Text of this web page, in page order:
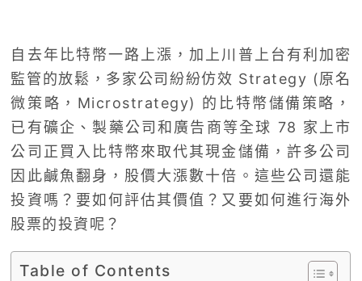
自去年比特幣一路上漲，加上川普上台有利加密
監管的放鬆，多家公司紛紛仿效 Strategy (原名
微策略，Microstrategy) 的比特幣儲備策略，
已有礦企、製藥公司和廣告商等全球 78 家上市
公司正買入比特幣來取代其現金儲備，許多公司
因此鹹魚翻身，股價大漲數十倍。這些公司還能
投資嗎？要如何評估其價值？又要如何進行海外
股票的投資呢？
Table of Contents